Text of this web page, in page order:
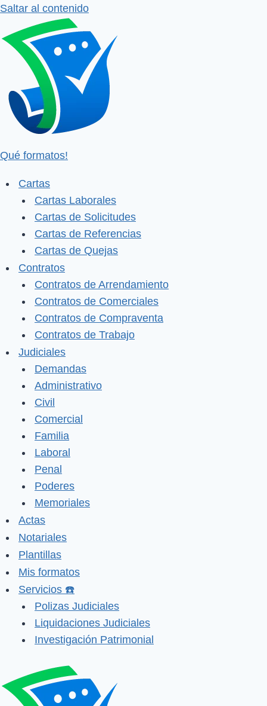
Saltar al contenido
Qué formatos!
Cartas
Cartas Laborales
Cartas de Solicitudes
Cartas de Referencias
Cartas de Quejas
Contratos
Contratos de Arrendamiento
Contratos de Comerciales
Contratos de Compraventa
Contratos de Trabajo
Judiciales
Demandas
Administrativo
Civil
Comercial
Familia
Laboral
Penal
Poderes
Memoriales
Actas
Notariales
Plantillas
Mis formatos
Servicios ☎️
Polizas Judiciales
Liquidaciones Judiciales
Investigación Patrimonial